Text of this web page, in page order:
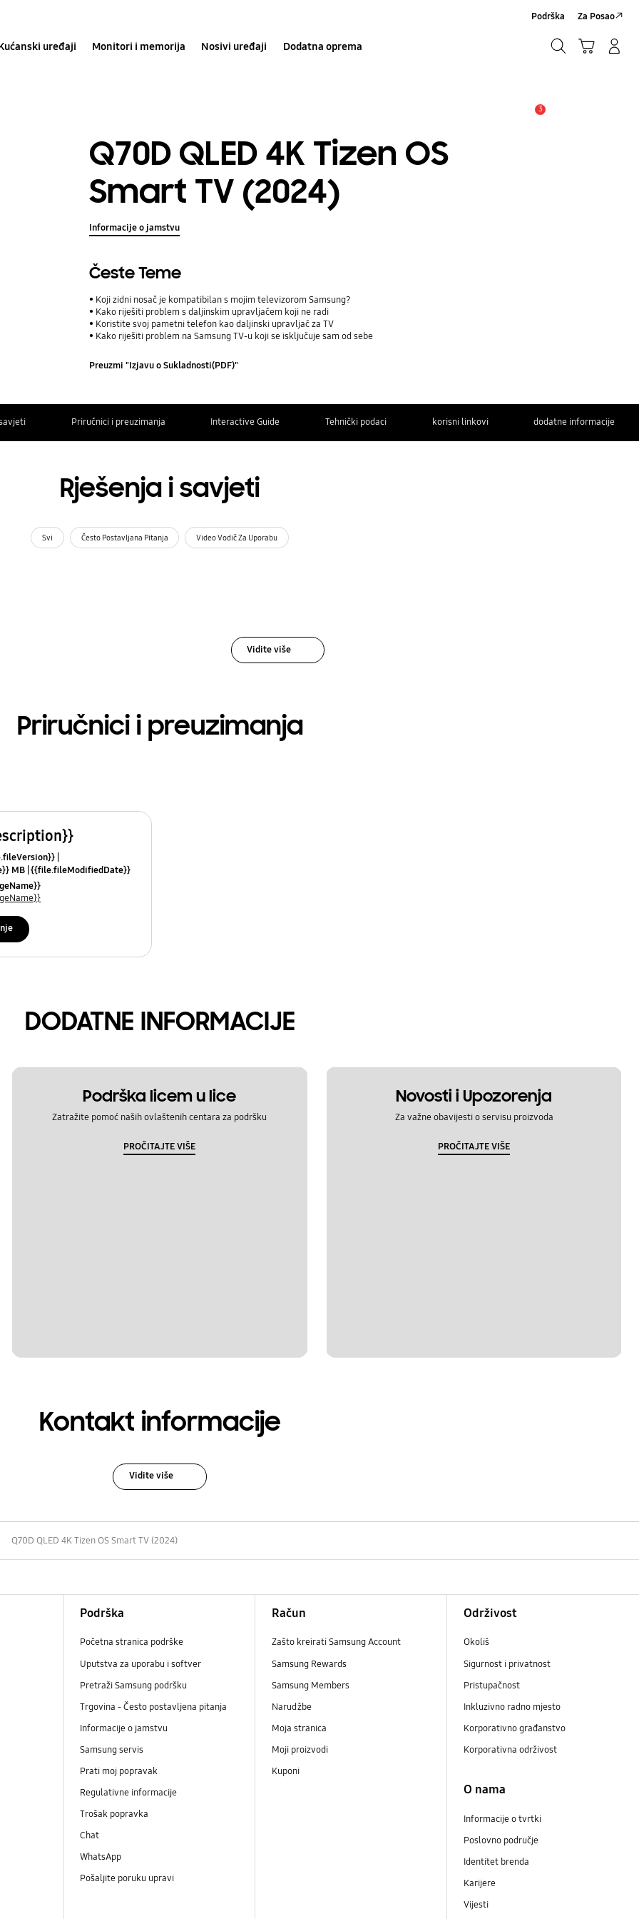
uređaji Monitori i memorija Nosivi uređaji Dodatna oprema
Podrška Za Posao
3
Q70D QLED 4K Tizen OS
Smart TV (2024)
Informacije o jamstvu
Česte Teme
Koji zidni nosač je kompatibilan s mojim televizorom Samsung?
Kako riješiti problem s daljinskim upravljačem koji ne radi
Koristite svoj pametni telefon kao daljinski upravljač za TV
Kako riješiti problem na Samsung TV-u koji se isključuje sam od sebe
Preuzmi "Izjavu o Sukladnosti(PDF)"
Priručnici i preuzimanja Interactive Guide Tehnički podaci korisni linkovi dodatne informacije
Rješenja i savjeti
Svi Često Postavljana Pitanja Video Vodič Za Uporabu
Vidite više
Priručnici i preuzimanja
MB {{file.fileModifiedDate}}
DODATNE INFORMACIJE
Podrška licem u lice
Zatražite pomoć naših ovlaštenih centara za podršku
PROČITAJTE VIŠE
Novosti i Upozorenja
Za važne obavijesti o servisu proizvoda
PROČITAJTE VIŠE
Kontakt informacije
Vidite više
Q70D QLED 4K Tizen OS Smart TV (2024)
Podrška
Početna stranica podrške
Uputstva za uporabu i softver
Pretraži Samsung podršku
Trgovina - Često postavljena pitanja
Informacije o jamstvu
Samsung servis
Prati moj popravak
Regulativne informacije
Trošak popravka
Chat
WhatsApp
Pošaljite poruku upravi
Račun
Zašto kreirati Samsung Account
Samsung Rewards
Samsung Members
Narudžbe
Moja stranica
Moji proizvodi
Kuponi
Održivost
Okoliš
Sigurnost i privatnost
Pristupačnost
Inkluzivno radno mjesto
Korporativno građanstvo
Korporativna održivost
O nama
Informacije o tvrtki
Poslovno područje
Identitet brenda
Karijere
Vijesti